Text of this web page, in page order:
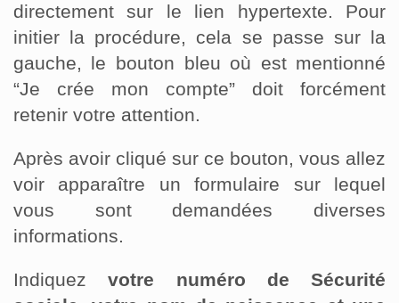
directement sur le lien hypertexte. Pour
initier la procédure, cela se passe sur la
gauche, le bouton bleu où est mentionné
“Je crée mon compte” doit forcément
retenir votre attention.
Après avoir cliqué sur ce bouton, vous allez
voir apparaître un formulaire sur lequel
vous sont demandées diverses
informations.
Indiquezvotre numéro de Sécurité